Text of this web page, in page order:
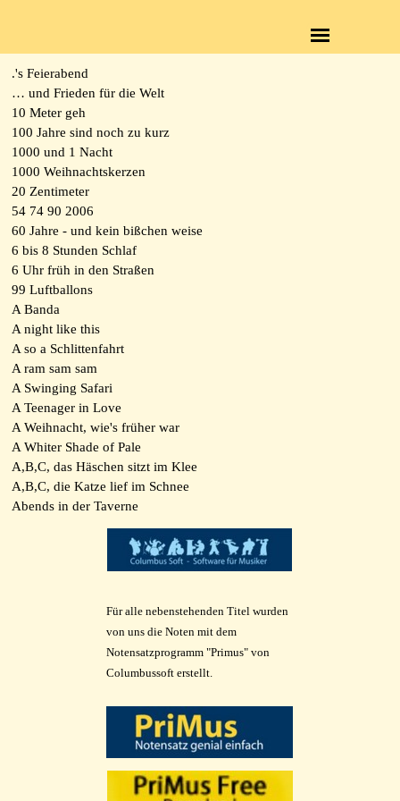
.'s Feierabend
… und Frieden für die Welt
10 Meter geh
100 Jahre sind noch zu kurz
1000 und 1 Nacht
1000 Weihnachtskerzen
20 Zentimeter
54 74 90 2006
60 Jahre - und kein bißchen weise
6 bis 8 Stunden Schlaf
6 Uhr früh in den Straßen
99 Luftballons
A Banda
A night like this
A so a Schlittenfahrt
A ram sam sam
A Swinging Safari
A Teenager in Love
A Weihnacht, wie's früher war
A Whiter Shade of Pale
A,B,C, das Häschen sitzt im Klee
A,B,C, die Katze lief im Schnee
Abends in der Taverne
Abendstunde hat Gold im Munde
Aber am Abend, da spielt der Zigeuner
Aber Heidschi, bumbeidschi
Abschied ist ein bisschen wie sterben
Adieu, mein kleiner Gardeoffizier
Für alle nebenstehenden Titel wurden
von uns die Noten mit dem
Notensatzprogramm "Primus" von
Columbussoft erstellt.